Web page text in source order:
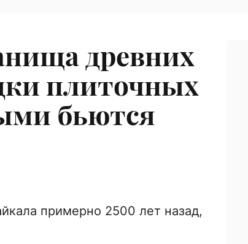
древних
плиточных
бьются
примерно 2500 лет назад,